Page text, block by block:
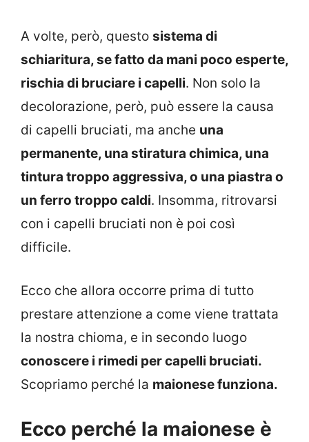
A volte, però, questo sistema di
schiaritura, se fatto da mani poco esperte,
rischia di bruciare i capelli. Non solo la
decolorazione, però, può essere la causa
di capelli bruciati, ma anche una
permanente, una stiratura chimica, una
tintura troppo aggressiva, o una piastra o
un ferro troppo caldi. Insomma, ritrovarsi
con i capelli bruciati non è poi così
difficile.
Ecco che allora occorre prima di tutto
prestare attenzione a come viene trattata
la nostra chioma, e in secondo luogo
conoscere i rimedi per capelli bruciati.
Scopriamo perché la maionese funziona.
Ecco perché la maionese è